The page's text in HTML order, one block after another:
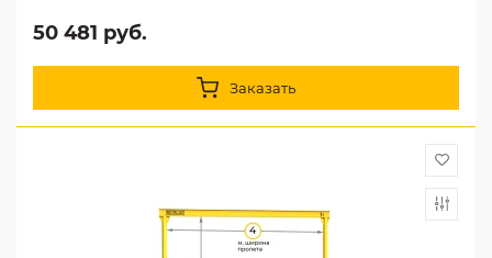
50 481 руб.
Заказать